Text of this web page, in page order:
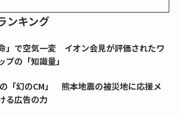
ンキング
」で空気一変 イオン会見が評価されたワ
の「知識量」
「幻のCM」 熊本地震の被災地に応援メ
る広告の力